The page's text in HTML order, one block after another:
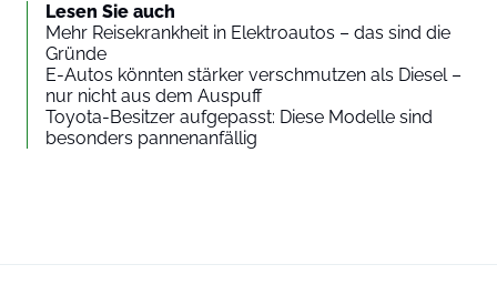
Lesen Sie auch
Mehr Reisekrankheit in Elektroautos – das sind die
Gründe
E-Autos könnten stärker verschmutzen als Diesel –
nur nicht aus dem Auspuff
Toyota-Besitzer aufgepasst: Diese Modelle sind
besonders pannenanfällig